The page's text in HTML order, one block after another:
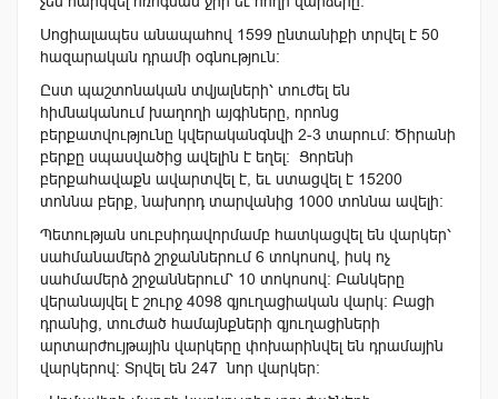
Սոցիալապես անապահով 1599 ընտանիքի տրվել է 50
հազարական դրամի օգնություն:
Ըստ պաշտոնական տվյալների՝ տուժել են
հիմնականում խաղողի այգիները, որոնց
բերքատվությունը կվերականգնվի 2-3 տարում: Ծիրանի
բերքը սպասվածից ավելին է եղել: Ցորենի
բերքահավաքն ավարտվել է, եւ ստացվել է 15200
տոննա բերք, նախորդ տարվանից 1000 տոննա ավելի:
Պետության սուբսիդավորմամբ հատկացվել են վարկեր՝
սահմանամերձ շրջաններում 6 տոկոսով, իսկ ոչ
սահմամերձ շրջաններում՝ 10 տոկոսով: Բանկերը
վերանայվել է շուրջ 4098 գյուղացիական վարկ: Բացի
դրանից, տուժած համայնքների գյուղացիների
արտարժույթային վարկերը փոխարինվել են դրամային
վարկերով: Տրվել են 247 նոր վարկեր: